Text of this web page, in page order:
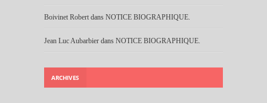
Boivinet Robert dans NOTICE BIOGRAPHIQUE.
Jean Luc Aubarbier dans NOTICE BIOGRAPHIQUE.
ARCHIVES